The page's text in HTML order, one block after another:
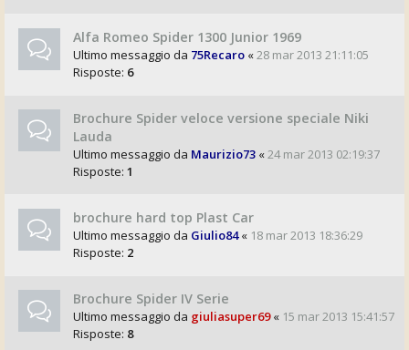
Alfa Romeo Spider 1300 Junior 1969
Ultimo messaggio da 75Recaro «28 mar 2013 21:11:05
Risposte: 6
Brochure Spider veloce versione speciale Niki
Lauda
Ultimo messaggio da Maurizio73 «24 mar 2013 02:19:37
Risposte: 1
brochure hard top Plast Car
Ultimo messaggio da Giulio84« 18 mar 2013 18:36:29
Risposte: 2
Brochure Spider IV Serie
Ultimo messaggio da giuliasuper69« 15 mar 2013 15:41:57
Risposte: 8